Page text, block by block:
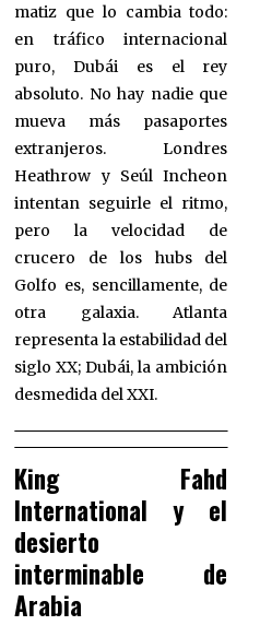
matiz que lo cambia todo:
en tráfico internacional
puro, Dubái es el rey
absoluto. No hay nadie que
mueva más pasaportes
extranjeros. Londres
Heathrow y Seúl Incheon
intentan seguirle el ritmo,
pero la velocidad de
crucero de los hubs del
Golfo es, sencillamente, de
otra galaxia. Atlanta
representa la estabilidad del
siglo XX; Dubái, la ambición
desmedida del XXI.
King Fahd
International y el
desierto
interminable de
Arabia